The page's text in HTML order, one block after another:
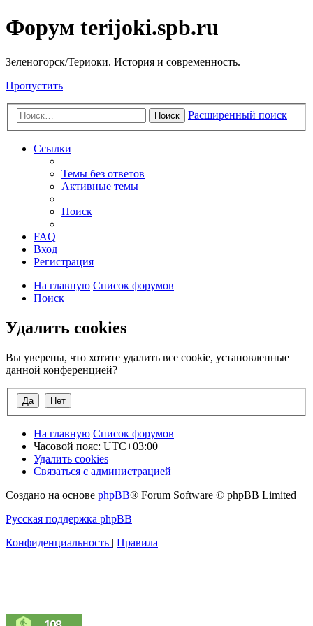
Форум terijoki.spb.ru
Зеленогорск/Териоки. История и современность.
Пропустить
Поиск Расширенный поиск
Ссылки
Темы без ответов
Активные темы
Поиск
FAQ
Вход
Регистрация
На главную Список форумов
Поиск
Удалить cookies
Вы уверены, что хотите удалить все cookie, установленные
данной конференцией?
На главную Список форумов
Часовой пояс: UTC+03:00
Удалить cookies
Связаться с администрацией
Создано на основе phpBB® Forum Software © phpBB Limited
Русская поддержка phpBB
Конфиденциальность | Правила